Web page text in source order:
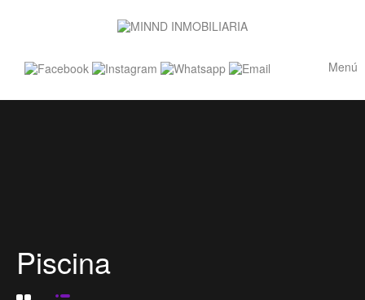
Menú
Piscina